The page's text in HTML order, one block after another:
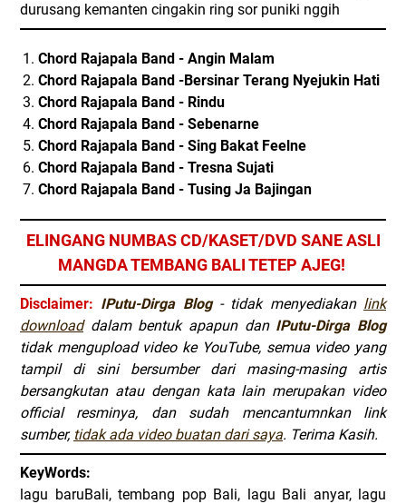
durusang kemanten cingakin ring sor puniki nggih
Chord Rajapala Band - Angin Malam
Chord Rajapala Band -Bersinar Terang Nyejukin Hati
Chord Rajapala Band - Rindu
Chord Rajapala Band - Sebenarne
Chord Rajapala Band - Sing Bakat Feelne
Chord Rajapala Band - Tresna Sujati
Chord Rajapala Band - Tusing Ja Bajingan
ELINGANG NUMBAS CD/KASET/DVD SANE ASLI
MANGDA TEMBANG BALI TETEP AJEG!
Disclaimer: IPutu-Dirga Blog- tidak menyediakan link
downloaddalam bentuk apapun dan IPutu-Dirga Blog
tidak mengupload video ke YouTube, semua video yang
tampil di sini bersumber dari masing-masing artis
bersangkutan atau dengan kata lain merupakan video
official resminya, dan sudah mencantumnkan link
sumber, tidak ada video buatan dari saya. Terima Kasih.
KeyWords:
lagu baruBali, tembang pop Bali, lagu Bali anyar, lagu